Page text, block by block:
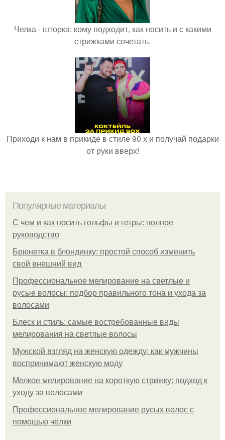
Челка - шторка: кому подходит, как носить и с какими
стрижками сочетать.
Приходи к нам в прикиде в стиле 90 х и получай подарки
от руки вверх!
Популярные материалы
С чем и как носить гольфы и гетры: полное
руководство
Брюнетка в блондинку: простой способ изменить
свой внешний вид
Профессиональное мелирование на светлые и
русые волосы: подбор правильного тона и ухода за
волосами
Блеск и стиль: самые востребованные виды
мелирования на светлые волосы
Мужской взгляд на женскую одежду: как мужчины
воспринимают женскую моду
Мелкое мелирование на короткую стрижку: подход к
уходу за волосами
Профессиональное мелирование русых волос с
помощью чёлки